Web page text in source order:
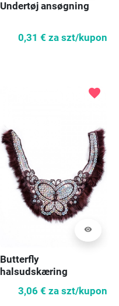
Undertøj ansøgning
0,31 € za szt/kupon
visibility
favorite
Butterfly
halsudskæring
applikation - brun
3,06 € za szt/kupon